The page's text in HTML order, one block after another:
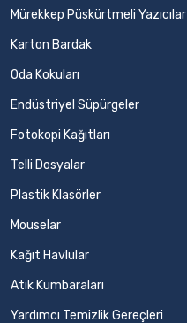
Mürekkep Püskürtmeli Yazıcılar
Karton Bardak
Oda Kokuları
Endüstriyel Süpürgeler
Fotokopi Kağıtları
Telli Dosyalar
Plastik Klasörler
Mouselar
Kağıt Havlular
Atık Kumbaraları
Yardımcı Temizlik Gereçleri